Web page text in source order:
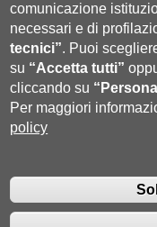
P.IVA 00273530527 |
Pec: Posta Elettronica
comunicazione
necessari e di
tecnici”. Puoi
su “Accetta tutti”
cliccando su
Per maggiori
policy